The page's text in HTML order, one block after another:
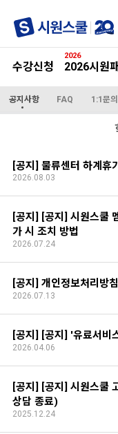
수강신청 2026시원
2026
공지사항 FAQ 1:1문의
[공지] 물류센터 하계휴
2026.08.03
[공지] [공지] 시원스쿨
가 시 조치 방법
2026.07.24
[공지] 개인정보처리방
2026.07.13
[공지] [공지] '유료서비
2026.04.06
[공지] [공지] 시원스쿨
상담 종료)
2025.12.24